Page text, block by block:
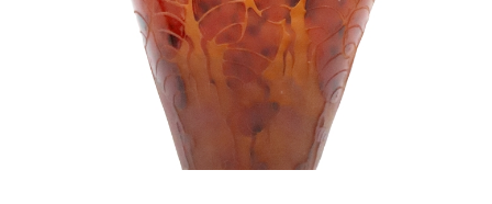
Mobilier et objets d'art du 9 avril 2022 Lot 28